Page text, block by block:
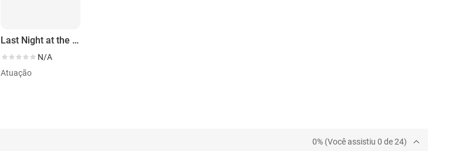
Last Night at the Lobster
N/A
Atuação
0% (Você assistiu 0 de 24)